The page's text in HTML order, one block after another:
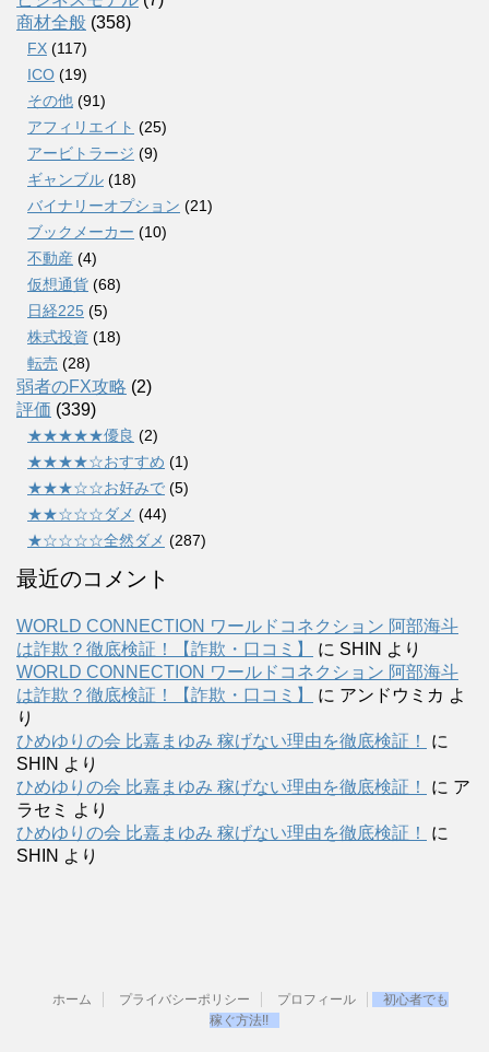
商材全般 (358)
FX (117)
ICO (19)
その他 (91)
アフィリエイト (25)
アービトラージ (9)
ギャンブル (18)
バイナリーオプション (21)
ブックメーカー (10)
不動産 (4)
仮想通貨 (68)
日経225 (5)
株式投資 (18)
転売 (28)
弱者のFX攻略 (2)
評価 (339)
★★★★★優良 (2)
★★★★☆おすすめ (1)
★★★☆☆お好みで (5)
★★☆☆☆ダメ (44)
★☆☆☆☆全然ダメ (287)
最近のコメント
WORLD CONNECTION ワールドコネクション 阿部海斗
は詐欺？徹底検証！【詐欺・口コミ】
に SHIN より
WORLD CONNECTION ワールドコネクション 阿部海斗
は詐欺？徹底検証！【詐欺・口コミ】
に アンドウミカ よ
り
ひめゆりの会 比嘉まゆみ 稼げない理由を徹底検証！
に
SHIN より
ひめゆりの会 比嘉まゆみ 稼げない理由を徹底検証！
に ア
ラセミ
より
ひめゆりの会 比嘉まゆみ 稼げない理由を徹底検証！
に
SHIN より
ホーム プライバシーポリシー プロフィール
初心者でも
稼ぐ方法!!